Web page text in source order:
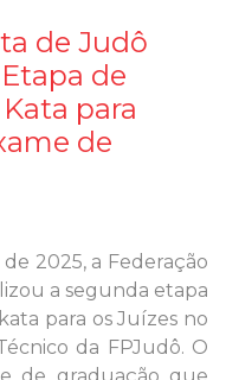
de Judô
de
para
de
2025, a Federação
a segunda etapa
para os Juízes no
da FPJudô. O